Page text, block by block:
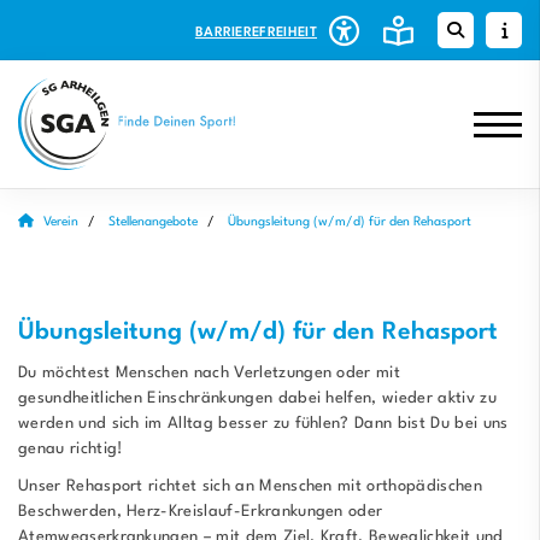
BARRIEREFREIHEIT
Verein Stellenangebote Übungsleitung (w/m/d) für den Rehasport
Übungsleitung (w/m/d) für den Rehasport
Du möchtest Menschen nach Verletzungen oder mit
gesundheitlichen Einschränkungen dabei helfen, wieder aktiv zu
werden und sich im Alltag besser zu fühlen? Dann bist Du bei uns
genau richtig!
Unser Rehasport richtet sich an Menschen mit orthopädischen
Beschwerden, Herz-Kreislauf-Erkrankungen oder